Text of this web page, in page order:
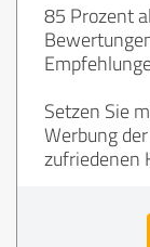
85 Prozent
Setzen Sie
Werbung
zufriedenen